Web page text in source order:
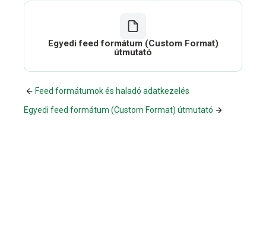
Egyedi feed formátum (Custom Format)
útmutató
Feed formátumok és haladó adatkezelés
Egyedi feed formátum (Custom Format) útmutató